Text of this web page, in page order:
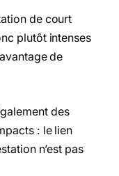
de court
plutôt intenses
de
des
: le lien
n’est pas